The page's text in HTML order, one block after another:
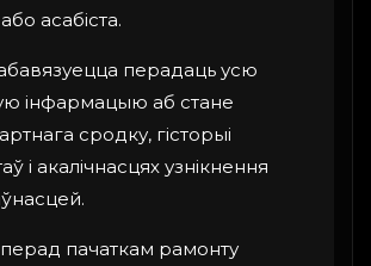
асабіста.
перадаць усю
інфармацыю аб стане
сродку, гісторыі
і акалічнасцях узнікнення
пачаткам рамонту